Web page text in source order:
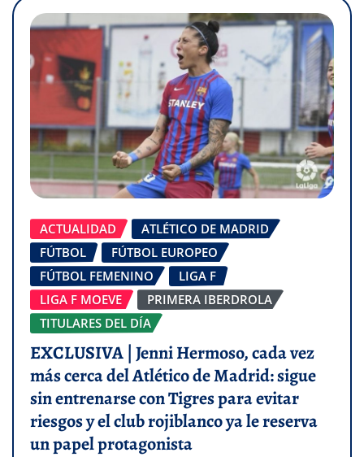
ACTUALIDAD
ATLÉTICO DE MADRID
FÚTBOL
FÚTBOL EUROPEO
FÚTBOL FEMENINO
LIGA F
LIGA F MOEVE
PRIMERA IBERDROLA
TITULARES DEL DÍA
EXCLUSIVA | Jenni Hermoso, cada vez
más cerca del Atlético de Madrid: sigue
sin entrenarse con Tigres para evitar
riesgos y el club rojiblanco ya le reserva
un papel protagonista